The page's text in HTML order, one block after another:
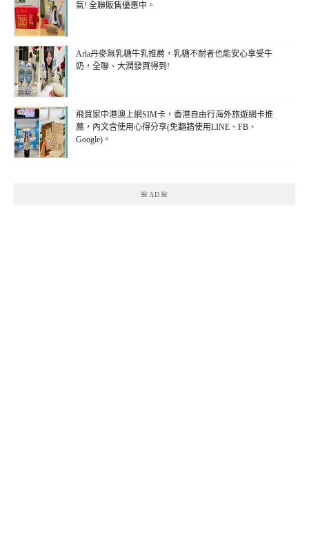
氣! 全聯販售優惠中。
Arla丹麥無乳糖牛乳推薦，乳糖不耐者也能安心享受牛
奶，全聯、大潤發買得到!
飛買家中港澳上網SIM卡，香港自由行海外旅遊網卡推
薦，內文含使用心得分享(免翻牆使用LINE、FB、
Google)。
🌺AD🌺